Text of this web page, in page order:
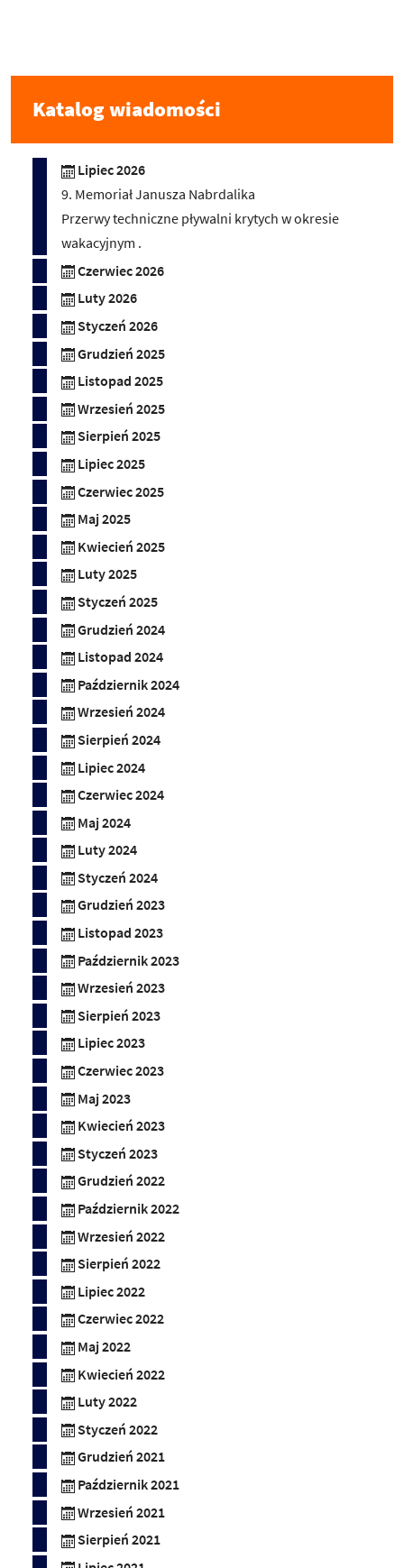
Katalog wiadomości
Lipiec 2026
9. Memoriał Janusza Nabrdalika
Przerwy techniczne pływalni krytych w okresie
wakacyjnym .
Czerwiec 2026
Luty 2026
Styczeń 2026
Grudzień 2025
Listopad 2025
Wrzesień 2025
Sierpień 2025
Lipiec 2025
Czerwiec 2025
Maj 2025
Kwiecień 2025
Luty 2025
Styczeń 2025
Grudzień 2024
Listopad 2024
Październik 2024
Wrzesień 2024
Sierpień 2024
Lipiec 2024
Czerwiec 2024
Maj 2024
Luty 2024
Styczeń 2024
Grudzień 2023
Listopad 2023
Październik 2023
Wrzesień 2023
Sierpień 2023
Lipiec 2023
Czerwiec 2023
Maj 2023
Kwiecień 2023
Styczeń 2023
Grudzień 2022
Październik 2022
Wrzesień 2022
Sierpień 2022
Lipiec 2022
Czerwiec 2022
Maj 2022
Kwiecień 2022
Luty 2022
Styczeń 2022
Grudzień 2021
Październik 2021
Wrzesień 2021
Sierpień 2021